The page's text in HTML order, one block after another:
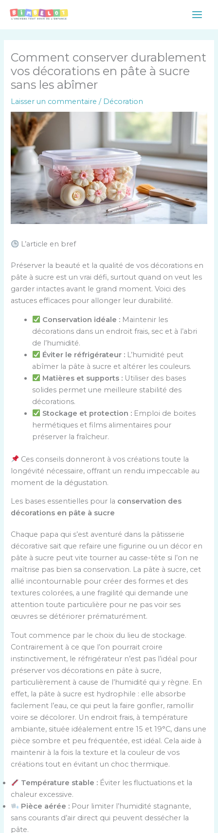
Main
Comment conserver durablement
vos décorations en pâte à sucre
sans les abîmer
Laisser un commentaire / Décoration
L’article en bref
Préserver la beauté et la qualité de vos décorations en
pâte à sucre est un vrai défi, surtout quand on veut les
garder intactes avant le grand moment. Voici des
astuces efficaces pour allonger leur durabilité.
Conservation idéale :Maintenir les
décorations dans un endroit frais, sec et à l’abri
de l’humidité.
Éviter le réfrigérateur :L’humidité peut
abîmer la pâte à sucre et altérer les couleurs.
Matières et supports :Utiliser des bases
solides permet une meilleure stabilité des
décorations.
Stockage et protection :Emploi de boites
hermétiques et films alimentaires pour
préserver la fraîcheur.
Ces conseils donneront à vos créations toute la
longévité nécessaire, offrant un rendu impeccable au
moment de la dégustation.
Les bases essentielles pour la conservation des
décorations en pâte à sucre
Chaque papa qui s’est aventuré dans la pâtisserie
décorative sait que refaire une figurine ou un décor en
pâte à sucre peut vite tourner au casse-tête si l’on ne
maîtrise pas bien sa conservation. La pâte à sucre, cet
allié incontournable pour créer des formes et des
textures colorées, a une fragilité qui demande une
attention toute particulière pour ne pas voir ses
œuvres se détériorer prématurément.
Tout commence par le choix du lieu de stockage.
Contrairement à ce que l’on pourrait croire
instinctivement, le réfrigérateur n’est pas l’idéal pour
préserver vos décorations en pâte à sucre,
particulièrement à cause de l’humidité qui y règne. En
effet, la pâte à sucre est hydrophile : elle absorbe
facilement l’eau, ce qui peut la faire gonfler, ramollir
voire se décolorer. Un endroit frais, à température
ambiante, située idéalement entre 15 et 19°C, dans une
pièce sombre et peu fréquentée, est idéal. Cela aide à
maintenir à la fois la texture et la couleur de vos
créations tout en évitant un choc thermique.
Température stable : Éviter les fluctuations et la
chaleur excessive.
Pièce aérée : Pour limiter l’humidité stagnante,
sans courants d’air direct qui peuvent dessécher la
pâte.